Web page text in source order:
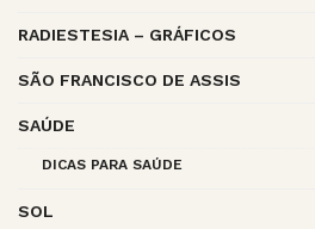
RADIESTESIA – GRÁFICOS
SÃO FRANCISCO DE ASSIS
SAÚDE
DICAS PARA SAÚDE
SOL